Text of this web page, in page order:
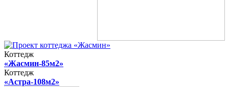
Коттедж
«Жасмин-85м2»
Коттедж
«Астра-108м2»